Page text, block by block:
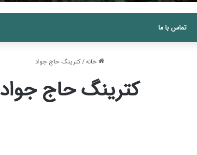
تماس با ما
خانه/کترینگ حاج جواد
کترینگ حاج جواد